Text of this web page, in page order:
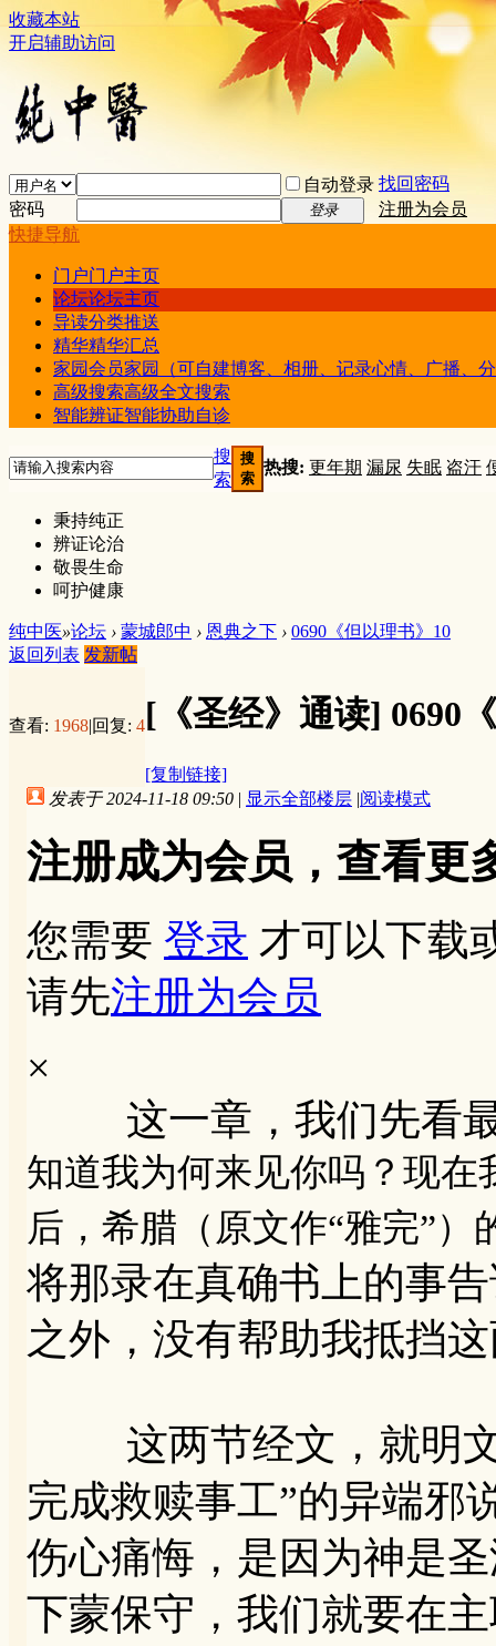
收藏本站
开启辅助访问
自动登录 找回密码
密码
登录
注册为会员
快捷导航
门户门户主页
论坛论坛主页
导读分类推送
精华精华汇总
家园会员家园（可自建博客、相册、记录心情、广播、
高级搜索高级全文搜索
智能辨证智能协助自诊
搜
索
搜
索
热搜: 更年期 漏尿 失眠 盗汗
秉持纯正
辨证论治
敬畏生命
呵护健康
纯中医»论坛 › 蒙城郎中 › 恩典之下 › 0690《但以理书》10
返回列表 发新帖
查看: 1968|回复: 4[《圣经》通读] 0690
[复制链接]
发表于 2024-11-18 09:50 | 显示全部楼层 |阅读模式
注册成为会员，查看更
您需要 登录 才可以下载
请先注册为会员
×
这一章，我们先看最
知道我为何来见你吗？现
后，希腊（原文作“雅完”）
将那录在真确书上的事
之外，没有帮助我抵挡
这两节经文，就明文
完成救赎事工”的异端邪
伤心痛悔，是因为神是
下蒙保守，我们就要在